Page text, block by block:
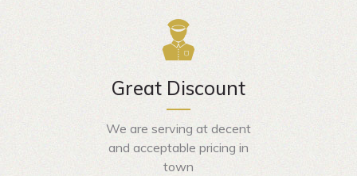
Great Discount
We are serving at decent
and acceptable pricing in
town